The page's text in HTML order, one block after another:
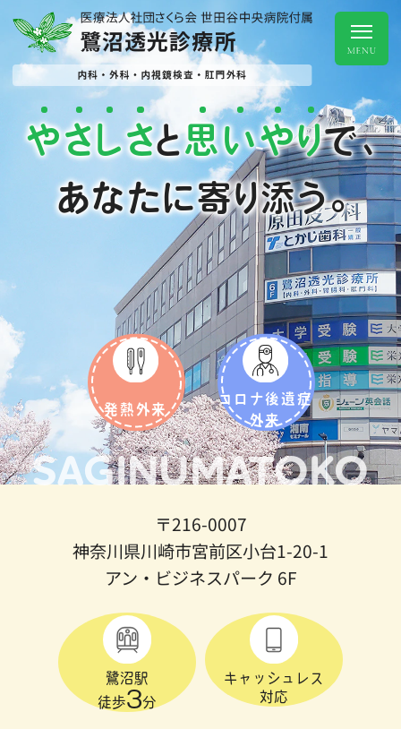
やさ しさと思いやりで、
あなたに寄り添う。
SAGINUMATOKO
発熱外来
コロナ後遺症
外来
〒216-0007
神奈川県川崎市宮前区小台1-20-1
アン・ビジネスパーク 6F
鷺沼駅
徒歩3分
キャッシュレス
対応